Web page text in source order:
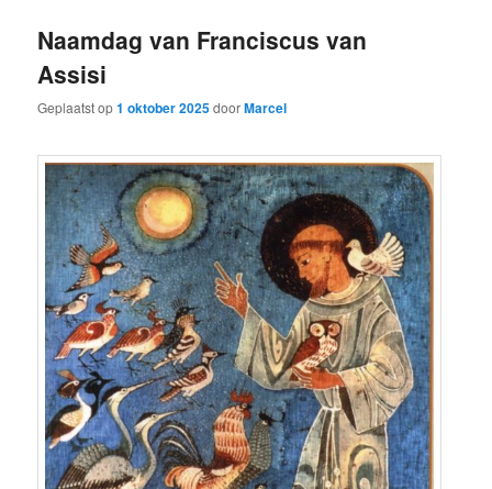
Naamdag van Franciscus van
Assisi
Geplaatst op1 oktober 2025doorMarcel